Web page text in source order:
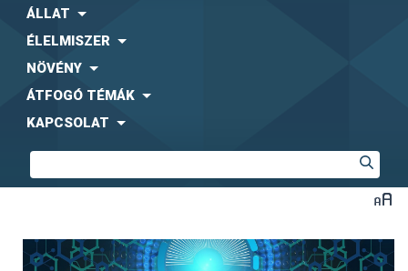
ÁLLAT
ÉLELMISZER
NÖVÉNY
ÁTFOGÓ TÉMÁK
KAPCSOLAT